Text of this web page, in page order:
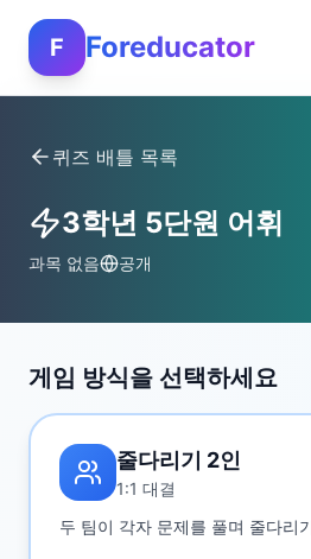
F Foreducator
퀴즈 배틀 목록
3학년 5단원 어휘
과목 없음 공개
게임 방식을 선택하세요
줄다리기 2인
1:1 대결
두 팀이 각자 문제를 풀며 줄다리